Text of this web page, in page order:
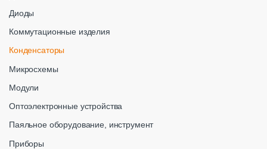
Диоды
Коммутационные изделия
Конденсаторы
Микросхемы
Модули
Оптоэлектронные устройства
Паяльное оборудование, инструмент
Приборы